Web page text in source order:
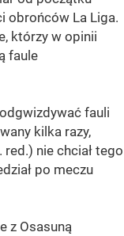
obrońców La Liga.
którzy w opinii
faule
fauli
kilka razy,
nie chciał tego
po meczu
z Osasuną